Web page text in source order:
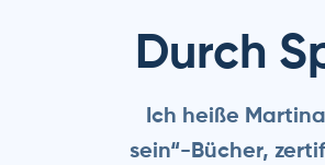
Durch
Ich heiße
sein“-Bücher,